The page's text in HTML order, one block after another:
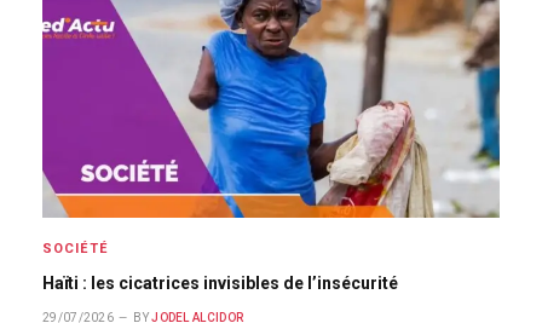
SOCIÉTÉ
Haïti : les cicatrices invisibles de l’insécurité
29/07/2026 BY JODEL ALCIDOR